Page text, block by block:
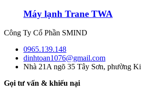
Máy lạnh Trane TWA
Công Ty Cổ Phần SMIND
0965.139.148
dinhtoan1076@gmail.com
Nhà 21A ngõ 35 Tây Sơn, phường
Gọi tư vấn & khiếu nại